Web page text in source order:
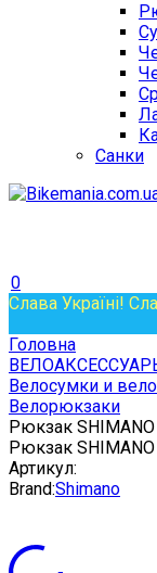
Санки
0
Слава Україні!
Головна
Велосумки и
Велорюкзаки
Рюкзак SHIMANO
Рюкзак SHIMANO
Артикул:
Brand:Shimano